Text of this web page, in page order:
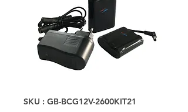
SKU : GB-BCG12V-2600KIT21